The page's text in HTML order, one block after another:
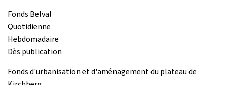
Fonds Belval
Quotidienne
Hebdomadaire
Dès publication
Fonds d'urbanisation et d'aménagement du plateau de